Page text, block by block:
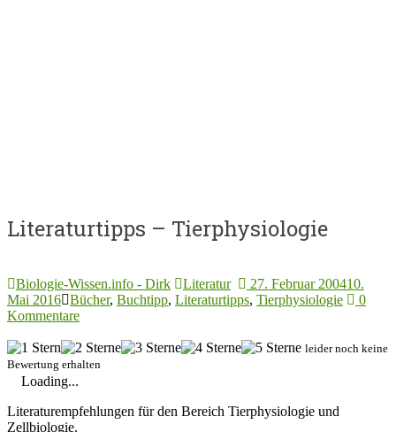
Literaturtipps – Tierphysiologie
Biologie-Wissen.info - Dirk Literatur 27. Februar 200410.
Mai 2016 Bücher, Buchtipp, Literaturtipps, Tierphysiologie
0
Kommentare
leider noch keine
Bewertung erhalten
Loading...
Literaturempfehlungen für den Bereich Tierphysiologie und
Zellbiologie.